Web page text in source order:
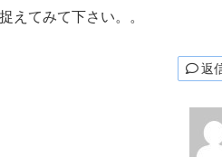
えてみて下さい。。
返